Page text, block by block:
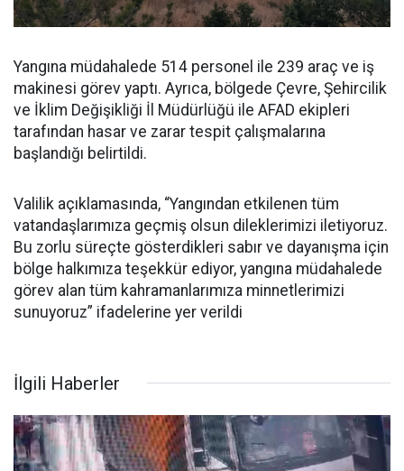
Yangına müdahalede 514 personel ile 239 araç ve iş
makinesi görev yaptı. Ayrıca, bölgede Çevre, Şehircilik
ve İklim Değişikliği İl Müdürlüğü ile AFAD ekipleri
tarafından hasar ve zarar tespit çalışmalarına
başlandığı belirtildi.
Valilik açıklamasında, “Yangından etkilenen tüm
vatandaşlarımıza geçmiş olsun dileklerimizi iletiyoruz.
Bu zorlu süreçte gösterdikleri sabır ve dayanışma için
bölge halkımıza teşekkür ediyor, yangına müdahalede
görev alan tüm kahramanlarımıza minnetlerimizi
sunuyoruz” ifadelerine yer verildi
İlgili Haberler